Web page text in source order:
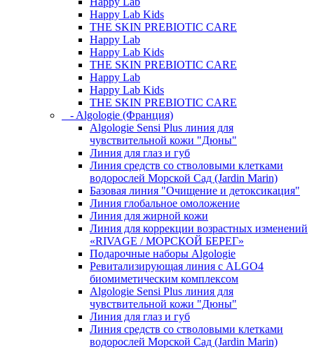
Happy Lab Kids
THE SKIN PREBIOTIC CARE
Happy Lab
Happy Lab Kids
THE SKIN PREBIOTIC CARE
Happy Lab
Happy Lab Kids
THE SKIN PREBIOTIC CARE
- Algologie (Франция)
Algologie Sensi Plus линия для
чувcтвительной кожи "Дюны"
Линия для глаз и губ
Линия средств со стволовыми клетками
водорослей Морской Сад (Jardin Marin)
Базовая линия "Очищение и детоксикация"
Линия глобальное омоложение
Линия для жирной кожи
Линия для коррекции возрастных изменений
«RIVAGE / МОРСКОЙ БЕРЕГ»
Подарочные наборы Algologie
Ревитализирующая линия с ALGO4
биомиметическим комплексом
Algologie Sensi Plus линия для
чувcтвительной кожи "Дюны"
Линия для глаз и губ
Линия средств со стволовыми клетками
водорослей Морской Сад (Jardin Marin)